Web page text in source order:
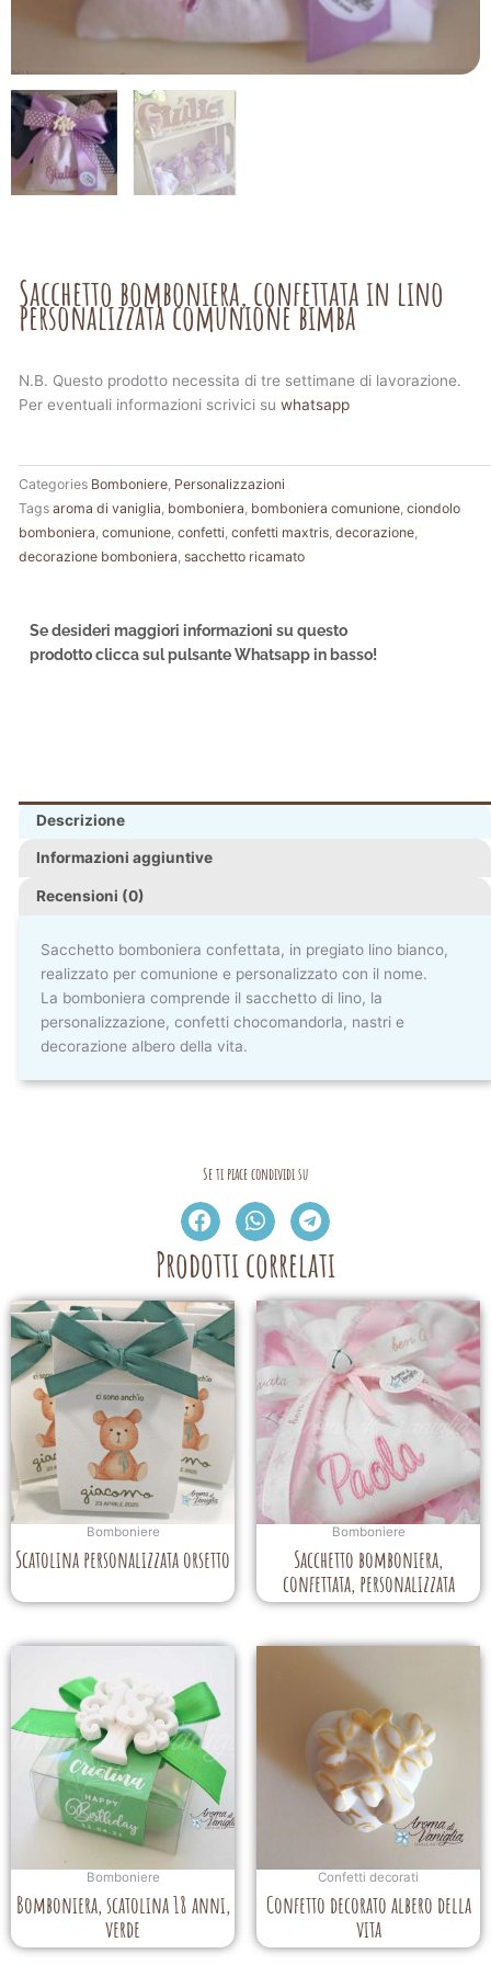
Sacchetto bomboniera, confettata in lino
personalizzata comunione bimba
N.B. Questo prodotto necessita di tre settimane di lavorazione.
Per eventuali informazioni scrivici su whatsapp
Categories Bomboniere, Personalizzazioni
Tags aroma di vaniglia, bomboniera, bomboniera comunione, ciondolo
bomboniera, comunione, confetti, confetti maxtris, decorazione,
decorazione bomboniera, sacchetto ricamato
Se desideri maggiori informazioni su questo
prodotto clicca sul pulsante Whatsapp in basso!
Descrizione
Informazioni aggiuntive
Recensioni (0)
Sacchetto bomboniera confettata, in pregiato lino bianco,
realizzato per comunione e personalizzato con il nome.
La bomboniera comprende il sacchetto di lino, la
personalizzazione, confetti chocomandorla, nastri e
decorazione albero della vita.
Se ti piace condividi su
Prodotti correlati
Bomboniere
Scatolina personalizzata orsetto
Bomboniere
Sacchetto bomboniera,
confettata, personalizzata
Bomboniere
Bomboniera, scatolina 18 anni,
verde
Confetti decorati
Confetto decorato albero della
vita